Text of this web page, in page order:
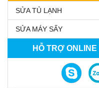
SỬA TỦ LẠNH
SỬA MÁY SẤY
HỖ TRỢ ONLINE